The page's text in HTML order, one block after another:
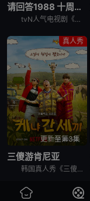
请回答1988 十周年MT
tvN人气电视剧《请回答1988》主演们为迎接10周年而出发的两天一夜旅行，大家聚在一起按照电视剧的主题，穿搭了符合1988年的时代发型和服装风格。
真人秀
更新至第3集
三傻游肯尼亚
韩国真人秀《三傻游肯尼亚》讲述了：李寿根、殷志源和曹圭贤在肯尼亚重聚，开启一段意想不到的旅行冒险之旅。在令人叹为观止的非洲荒野背景下，展现他们标志性的机智幽默、轻松打趣和深厚友谊。